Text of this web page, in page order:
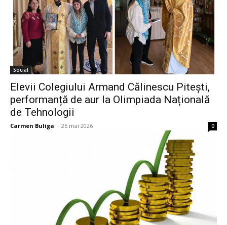
Social
Elevii Colegiului Armand Călinescu Pitești,
performanță de aur la Olimpiada Națională
de Tehnologii
Carmen Buliga - 25 mai 2026 0